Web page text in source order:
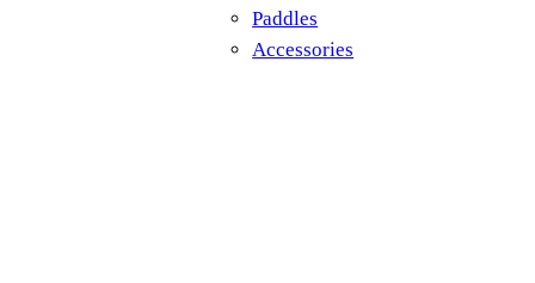
Paddles
Accessories